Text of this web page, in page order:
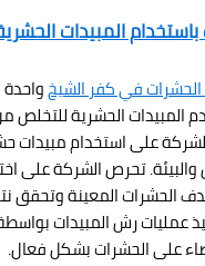
المبيدات
في كفر الشيخ
المبيدات الحشرية للتخلص
على استخدام مبيدات
تحرص الشركة على
الحشرات المعينة وتحقق
عمليات رش المبيدات
على الحشرات بشكل فعال.